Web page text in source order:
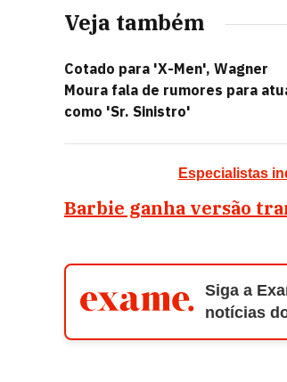
Veja também
Cotado para 'X-Men', Wagner
Moura fala de rumores para
como 'Sr. Sinistro'
Especialistas
Barbie ganha versão
Siga a
notícias